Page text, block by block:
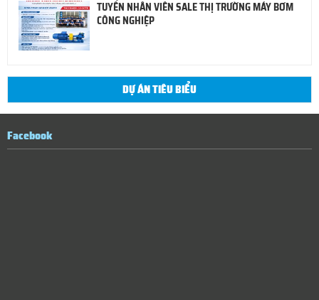
TUYỂN NHÂN VIÊN SALE THỊ TRƯỜNG MÁY BƠM
CÔNG NGHIỆP
DỰ ÁN TIÊU BIỂU
Facebook